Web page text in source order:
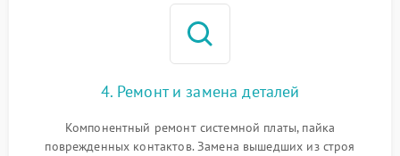
4. Ремонт и замена деталей
Компонентный ремонт системной платы, пайка
поврежденных контактов. Замена вышедших из строя